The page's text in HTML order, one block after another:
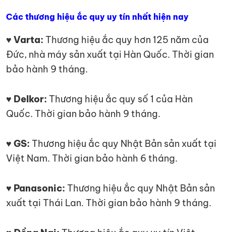
Các thương hiệu ắc quy uy tín nhất hiện nay
♥ Varta: Thương hiệu ắc quy hơn 125 năm của
Đức, nhà máy sản xuất tại Hàn Quốc. Thời gian
bảo hành 9 tháng.
♥ Delkor: Thương hiệu ắc quy số 1 của Hàn
Quốc. Thời gian bảo hành 9 tháng.
♥ GS: Thương hiệu ắc quy Nhật Bản sản xuất tại
Việt Nam. Thời gian bảo hành 6 tháng.
♥ Panasonic: Thương hiệu ắc quy Nhật Bản sản
xuất tại Thái Lan. Thời gian bảo hành 9 tháng.